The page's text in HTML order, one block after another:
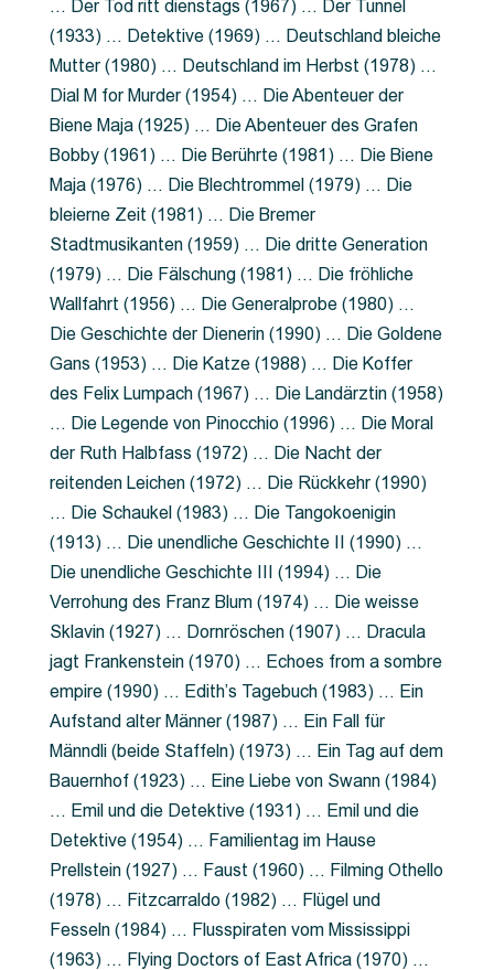
… Der Tod ritt dienstags (1967) … Der Tunnel
(1933) … Detektive (1969) … Deutschland bleiche
Mutter (1980) … Deutschland im Herbst (1978) …
Dial M for Murder (1954) … Die Abenteuer der
Biene Maja (1925) … Die Abenteuer des Grafen
Bobby (1961) … Die Berührte (1981) … Die Biene
Maja (1976) … Die Blechtrommel (1979) … Die
bleierne Zeit (1981) … Die Bremer
Stadtmusikanten (1959) … Die dritte Generation
(1979) … Die Fälschung (1981) … Die fröhliche
Wallfahrt (1956) … Die Generalprobe (1980) …
Die Geschichte der Dienerin (1990) … Die Goldene
Gans (1953) … Die Katze (1988) … Die Koffer
des Felix Lumpach (1967) … Die Landärztin (1958)
… Die Legende von Pinocchio (1996) … Die Moral
der Ruth Halbfass (1972) … Die Nacht der
reitenden Leichen (1972) … Die Rückkehr (1990)
… Die Schaukel (1983) … Die Tangokoenigin
(1913) … Die unendliche Geschichte II (1990) …
Die unendliche Geschichte III (1994) … Die
Verrohung des Franz Blum (1974) … Die weisse
Sklavin (1927) … Dornröschen (1907) … Dracula
jagt Frankenstein (1970) … Echoes from a sombre
empire (1990) … Edith’s Tagebuch (1983) … Ein
Aufstand alter Männer (1987) … Ein Fall für
Männdli (beide Staffeln) (1973) … Ein Tag auf dem
Bauernhof (1923) … Eine Liebe von Swann (1984)
… Emil und die Detektive (1931) … Emil und die
Detektive (1954) … Familientag im Hause
Prellstein (1927) … Faust (1960) … Filming Othello
(1978) … Fitzcarraldo (1982) … Flügel und
Fesseln (1984) … Flusspiraten vom Mississippi
(1963) … Flying Doctors of East Africa (1970) …